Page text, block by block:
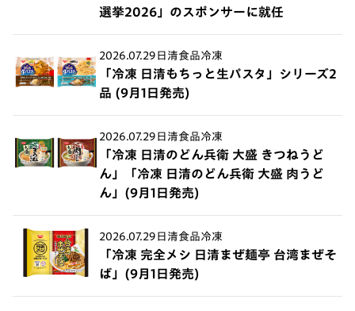
選挙2026」のスポンサーに就任
2026.07.29 日清食品冷凍
「冷凍 日清もちっと生パスタ」シリーズ2
品 (9月1日発売)
2026.07.29 日清食品冷凍
「冷凍 日清のどん兵衛 大盛 きつねうど
ん」「冷凍 日清のどん兵衛 大盛 肉うど
ん」(9月1日発売)
2026.07.29 日清食品冷凍
「冷凍 完全メシ 日清まぜ麺亭 台湾まぜそ
ば」(9月1日発売)